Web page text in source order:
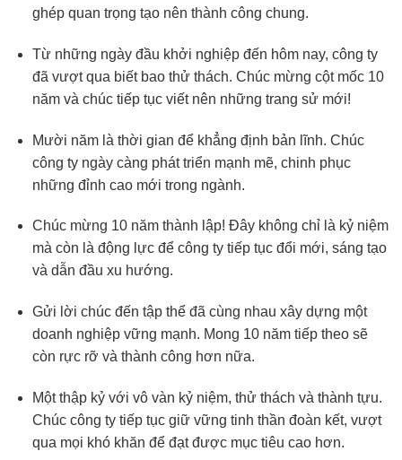
ghép quan trọng tạo nên thành công chung.
Từ những ngày đầu khởi nghiệp đến hôm nay, công ty
đã vượt qua biết bao thử thách. Chúc mừng cột mốc 10
năm và chúc tiếp tục viết nên những trang sử mới!
Mười năm là thời gian để khẳng định bản lĩnh. Chúc
công ty ngày càng phát triển mạnh mẽ, chinh phục
những đỉnh cao mới trong ngành.
Chúc mừng 10 năm thành lập! Đây không chỉ là kỷ niệm
mà còn là động lực để công ty tiếp tục đổi mới, sáng tạo
và dẫn đầu xu hướng.
Gửi lời chúc đến tập thể đã cùng nhau xây dựng một
doanh nghiệp vững mạnh. Mong 10 năm tiếp theo sẽ
còn rực rỡ và thành công hơn nữa.
Một thập kỷ với vô vàn kỷ niệm, thử thách và thành tựu.
Chúc công ty tiếp tục giữ vững tinh thần đoàn kết, vượt
qua mọi khó khăn để đạt được mục tiêu cao hơn.